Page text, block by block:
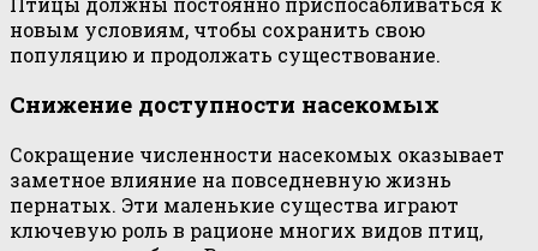
новым условиям, чтобы сохранить свою
популяцию и продолжать существование.
Снижение доступности насекомых
Сокращение численности насекомых оказывает
заметное влияние на повседневную жизнь
пернатых. Эти маленькие существа играют
ключевую роль в рационе многих видов птиц,